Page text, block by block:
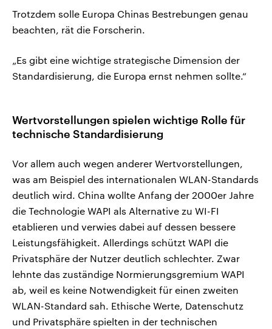
Trotzdem solle Europa Chinas Bestrebungen genau
beachten, rät die Forscherin.
„Es gibt eine wichtige strategische Dimension der
Standardisierung, die Europa ernst nehmen sollte.“
Wertvorstellungen spielen wichtige Rolle für
technische Standardisierung
Vor allem auch wegen anderer Wertvorstellungen,
was am Beispiel des internationalen WLAN-Standards
deutlich wird. China wollte Anfang der 2000er Jahre
die Technologie WAPI als Alternative zu WI-FI
etablieren und verwies dabei auf dessen bessere
Leistungsfähigkeit. Allerdings schützt WAPI die
Privatsphäre der Nutzer deutlich schlechter. Zwar
lehnte das zuständige Normierungsgremium WAPI
ab, weil es keine Notwendigkeit für einen zweiten
WLAN-Standard sah. Ethische Werte, Datenschutz
und Privatsphäre spielten in der technischen